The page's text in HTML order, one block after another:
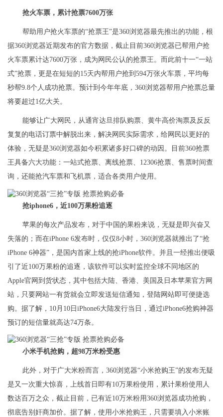
抢火车票，累计抢票7600万张
帮助用户抢火车票的“抢票王”是360浏览器最先推出的功能，根
据360浏览器近期发布的官方数据，截止目前360浏览器已帮用户抢
火车票累计达7600万张，成为网民公认的抢票王。而此前十一“一站
式”抢票，更是在短短的15天内帮用户抢到594万张火车票，平均每
秒帮9.8个人成功抢票。预计到今年年底，360浏览器帮用户抢票总量
将要超过1亿大关。
能够让广大网民，从通宵达旦排队购票、黄牛高价淘票及反反
复复的电话订票中解脱出来，解决网民实际需求，给网民以更好的
体验，无疑是360浏览器如今积累诸多好口碑的动因。目前360抢票
王具备六大功能：一站式抢票、离线抢票、12306抢票、售票时间查
询，还能抢汽车票和飞机票，适合各类用户使用。
抢iphone6 ，近100万果粉追逐
苹果的每次产品发布，对于中国的果粉来说，无疑是即兴奋又
失落的；而在iPhone 6发布时，仅仅8小时，360浏览器就推出了“抢
iPhone 6神器”，是国内首家上线的抢iPhone软件。并且一经推出便吸
引了近100万果粉的追逐，该软件可以实时监控全球不同地区的
Apple官网到货状态，其中包括大陆、香港、美国及日本苹果官方网
站，只要网站一有货就会立即发送短信通知，登陆网站即可便捷选
购。据了解，10月10日iPhone6大陆发行当日，通过iPhone6抢购神器
预订的短信量就高达74万条。
小米手机抢购，超98万米粉受惠
此外，对于广大米粉而言，360浏览器“小米抢购王”的发布无疑
是又一次重大惊喜，上线首日即有10万果粉使用，累计果粉使用人
数达百万之众，截止目前，已有近10万米粉用360浏览器成功抢购，
彻底告别奸商加价。据了解，使用小米抢购王，只需要填入小米账